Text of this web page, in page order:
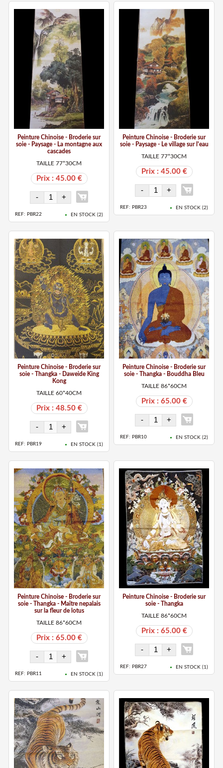
Peinture Chinoise - Broderie sur
soie - Paysage - La montagne aux
cascades
TAILLE 77*30CM
Prix : 45.00 €
REF: PBR22 EN STOCK (2)
Peinture Chinoise - Broderie sur
soie - Paysage - Le village sur l'eau
TAILLE 77*30CM
Prix : 45.00 €
REF: PBR23 EN STOCK (2)
Peinture Chinoise - Broderie sur
soie - Thangka - Daweide King
Kong
TAILLE 60*40CM
Prix : 48.50 €
REF: PBR19 EN STOCK ( 1 )
Peinture Chinoise - Broderie sur
soie - Thangka - Bouddha Bleu
TAILLE 86*60CM
Prix : 65.00 €
REF: PBR10 EN STOCK (2)
Peinture Chinoise - Broderie sur
soie - Thangka - Maître nepalais
sur la fleur de lotus
TAILLE 86*60CM
Prix : 65.00 €
REF: PBR11 EN STOCK ( 1 )
Peinture Chinoise - Broderie sur
soie - Thangka
TAILLE 86*60CM
Prix : 65.00 €
REF: PBR27 EN STOCK ( 1 )